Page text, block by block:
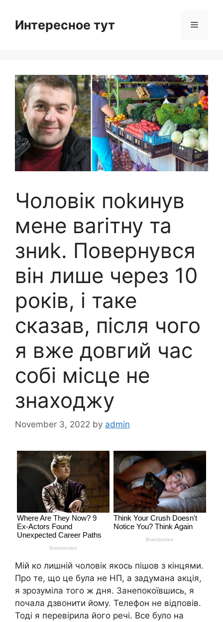
contentИнтересное тут Menu
Чоловік поkинув
мене ваrітну та
зниk. Повернувся
він лише через 10
років, і таке
сказав, після чого
я вже довгий час
собі місце не
знаходжу
November 3, 2022 by admin
Мій ко лишній чоловік якось пішов з кінцями.
Про те, що це була не НП, а задумана акція,
я зрозуміла того ж дня. Занепокоївшись, я
почала дзвонити йому. Телефон не відповів.
Тоді я перевірила його речі. Все було на